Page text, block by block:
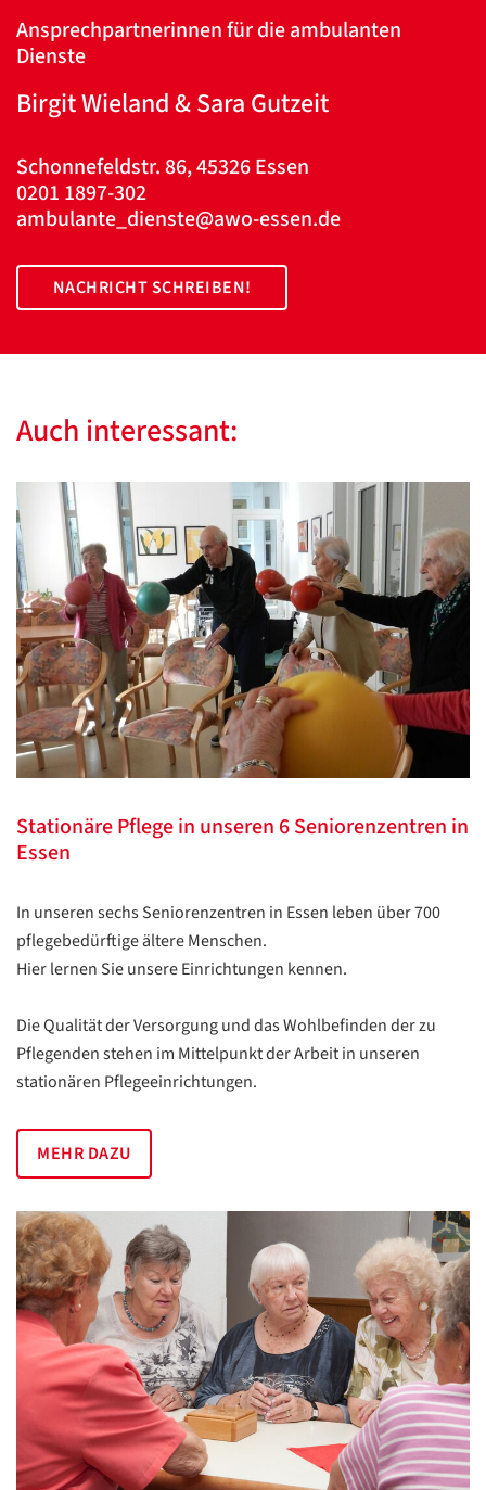
Ansprechpartnerinnen für die ambulanten
Dienste
Birgit Wieland & Sara Gutzeit
Schonnefeldstr. 86, 45326 Essen
0201 1897-302
ambulante_dienste@awo-essen.de
NACHRICHT SCHREIBEN!
Auch interessant:
Stationäre Pflege in unseren 6 Seniorenzentren in
Essen
In unseren sechs Seniorenzentren in Essen leben über 700
pflegebedürftige ältere Menschen.
Hier lernen Sie unsere Einrichtungen kennen.
Die Qualität der Versorgung und das Wohlbefinden der zu
Pflegenden stehen im Mittelpunkt der Arbeit in unseren
stationären Pflegeeinrichtungen.
MEHR DAZU
Datenschutzerklärung
/